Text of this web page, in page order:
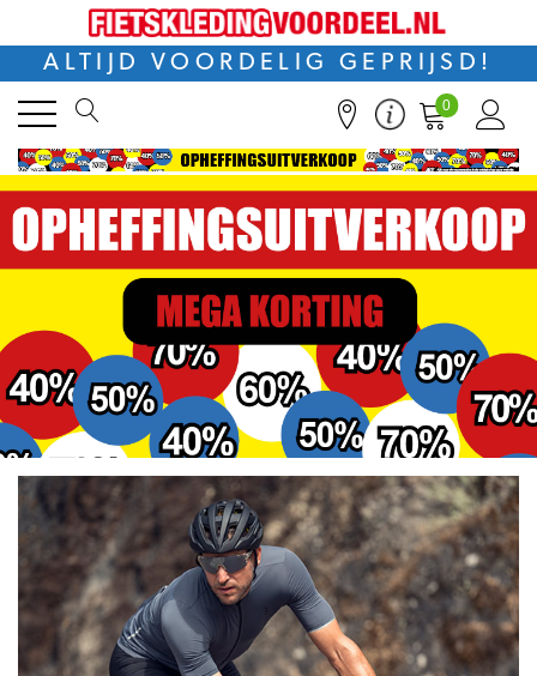
ALTIJD VOORDELIG GEPRIJSD!
0